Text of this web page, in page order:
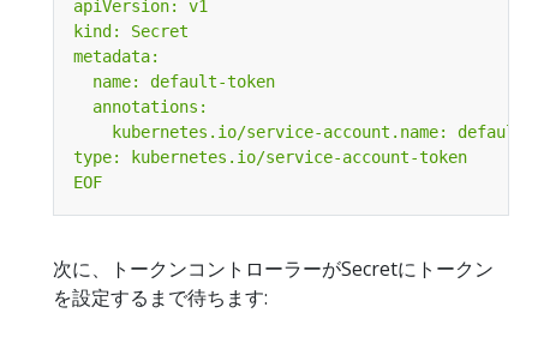
EOF
次に、トークンコントローラーがSecretにトークン
を設定するまで待ちます: